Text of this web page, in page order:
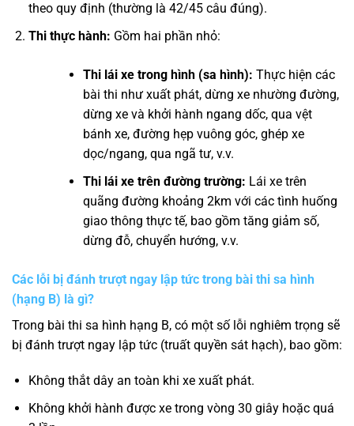
theo quy định (thường là 42/45 câu đúng).
Thi thực hành: Gồm hai phần nhỏ:
Thi lái xe trong hình (sa hình): Thực hiện các
bài thi như xuất phát, dừng xe nhường đường,
dừng xe và khởi hành ngang dốc, qua vệt
bánh xe, đường hẹp vuông góc, ghép xe
dọc/ngang, qua ngã tư, v.v.
Thi lái xe trên đường trường: Lái xe trên
quãng đường khoảng 2km với các tình huống
giao thông thực tế, bao gồm tăng giảm số,
dừng đỗ, chuyển hướng, v.v.
Các lỗi bị đánh trượt ngay lập tức trong bài thi sa hình
(hạng B) là gì?
Trong bài thi sa hình hạng B, có một số lỗi nghiêm trọng sẽ
bị đánh trượt ngay lập tức (truất quyền sát hạch), bao gồm:
Không thắt dây an toàn khi xe xuất phát.
Không khởi hành được xe trong vòng 30 giây hoặc quá